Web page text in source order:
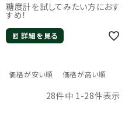
糖度計を試してみたい方におす
すめ！
詳細を見る
価格が安い順 価格が高い順
28件中 1-28件表示